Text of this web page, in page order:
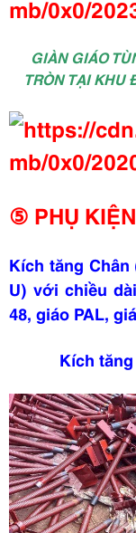
GIÀN GIÁO
TRÒN TẠI KHU
⑤ PHỤ
Kích tăng
U) với chiều
48, giáo PAL,
Kích